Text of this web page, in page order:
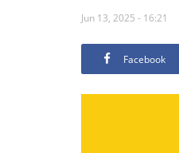
Jun 13, 2025 - 16:21
Facebook